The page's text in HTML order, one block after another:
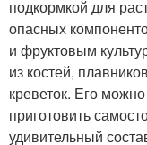
подкормкой для
опасных
и фруктовым
из костей,
креветок. Его
приготовить
удивительный